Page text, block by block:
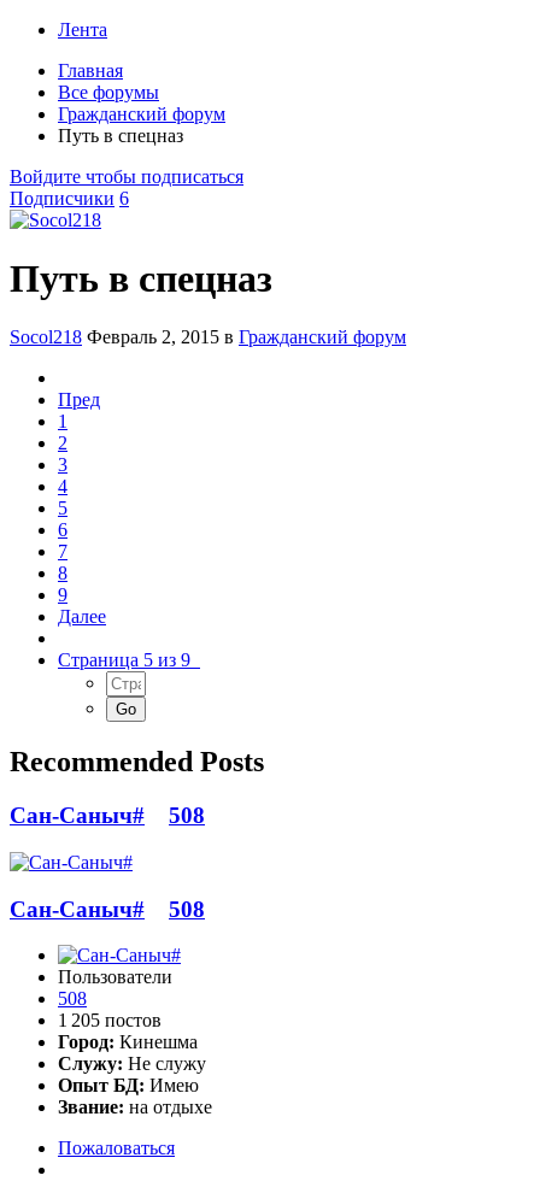
Лента
Главная
Все форумы
Гражданский форум
Путь в спецназ
Войдите чтобы подписаться
Подписчики 6
Путь в спецназ
Socol218 Февраль 2, 2015 в Гражданский форум
Пред
1
2
3
4
5
6
7
8
9
Далее
Страница 5 из 9
Recommended Posts
Сан-Саныч# 508
Сан-Саныч# 508
Пользователи
508
1 205 постов
Город: Кинешма
Служу: Не служу
Опыт БД: Имею
Звание: на отдыхе
Пожаловаться